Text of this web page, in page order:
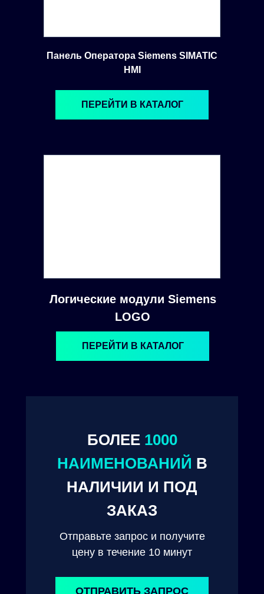
ОТПРАВИТЬ ЗАПРОС
БОЛЕЕ 1000
НАИМЕНОВАНИЙ В
НАЛИЧИИ И ПОД
ЗАКАЗ
Отправьте запрос и получите
цену в течение 10 минут
Панель Оператора Siemens SIMATIC
HMI
Логические модули Siemens
LOGO
ПЕРЕЙТИ В КАТАЛОГ
ПЕРЕЙТИ В КАТАЛОГ
© 2024. ООО "Технокам Инжиниринг"